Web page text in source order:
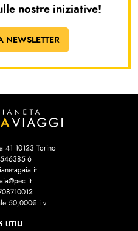
nostre iniziative!
NEWSLETTER
41 10123 Torino
6
50,000€ i.v.
UTILI